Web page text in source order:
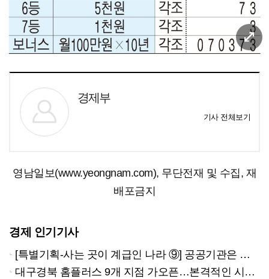
경제부
기사 전체보기
영남일보(www.yeongnam.com), 무단전재 및 수집, 재
배포금지
경제 인기기사
[특별기획-사는 곳이 계급인 나라 ⑨] 공공기관은 지방으로 왔지만, 그들이 사는 곳은 서울이었다
대구경북 홈플러스 9개 지점 가오픈…본격적인 시험대 올랐다